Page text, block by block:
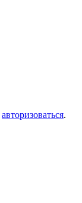
авторизоваться.